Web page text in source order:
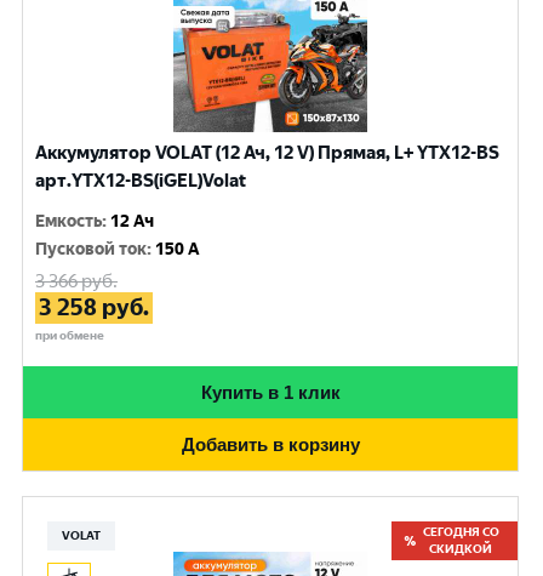
Аккумулятор VOLAT (12 Ач, 12 V) Прямая, L+ YTX12-BS
арт.YTX12-BS(iGEL)Volat
Емкость: 12 Ач
Пусковой ток: 150 A
3 366руб.
3 258 руб.
при обмене
Купить в 1 клик
Добавить в корзину
VOLAT
СЕГОДНЯ СО
СКИДКОЙ